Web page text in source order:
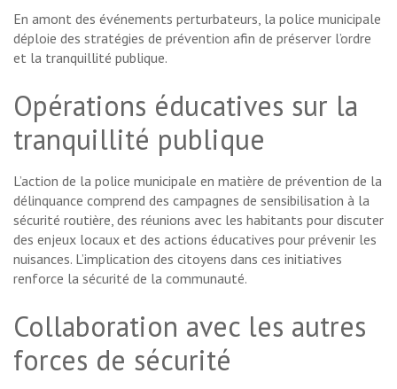
En amont des événements perturbateurs, la police municipale
déploie des stratégies de prévention afin de préserver l’ordre
et la tranquillité publique.
Opérations éducatives sur la
tranquillité publique
L’action de la police municipale en matière de prévention de la
délinquance comprend des campagnes de sensibilisation à la
sécurité routière, des réunions avec les habitants pour discuter
des enjeux locaux et des actions éducatives pour prévenir les
nuisances. L’implication des citoyens dans ces initiatives
renforce la sécurité de la communauté.
Collaboration avec les autres
forces de sécurité